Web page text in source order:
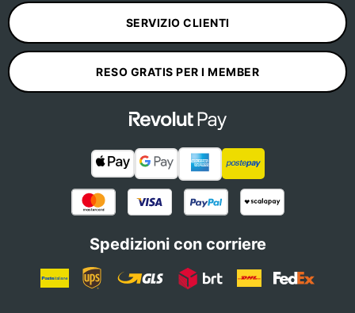
SERVIZIO CLIENTI
RESO GRATIS PER I MEMBER
Spedizioni con corriere